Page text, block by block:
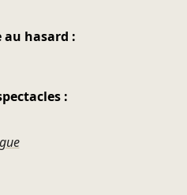
au hasard :
: